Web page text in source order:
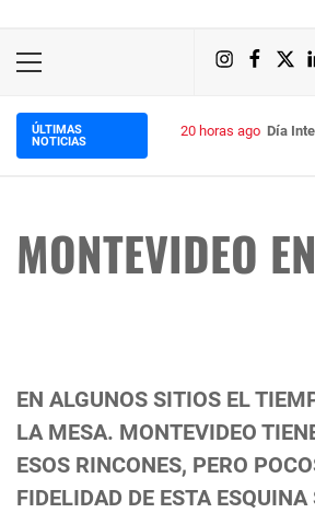
Primary
Instagram
X
ÚLTIMAS
NOTICIAS
20 horas ago Día
MONTEVIDEO
EN ALGUNOS SITIOS EL
LA MESA. MONTEVIDEO
ESOS RINCONES, PERO
FIDELIDAD DE ESTA ESQUINA